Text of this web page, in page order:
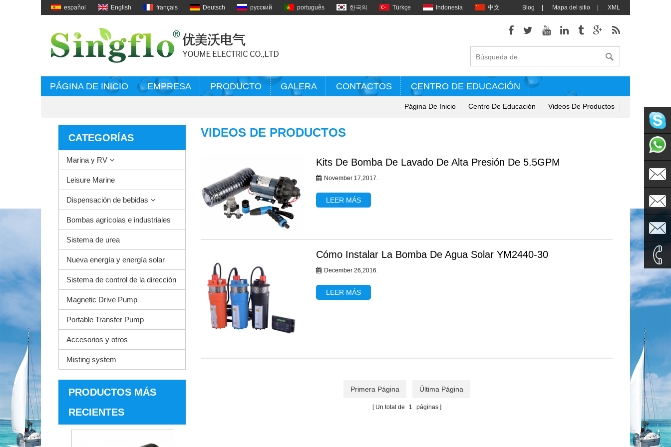
español English français Deutsch русский português 한국의 Türkçe Indonesia 中文 Blog Mapa del sitio XML
PÁGINA DE INICIO EMPRESA PRODUCTO GALERA CONTACTOS CENTRO DE EDUCACIÓN
Página De Inicio Centro De Educación Videos De Productos
CATEGORÍAS
Marina y RV
Leisure Marine
Dispensación de bebidas
Bombas agrícolas e industriales
Sistema de urea
Nueva energía y energía solar
Sistema de control de la dirección
Magnetic Drive Pump
Portable Transfer Pump
Accesorios y otros
Misting system
PRODUCTOS MÁS
RECIENTES
VIDEOS DE PRODUCTOS
Kits De Bomba De Lavado De Alta Presión De 5.5GPM
November 17,2017.
LEER MÁS
Cómo Instalar La Bomba De Agua Solar YM2440-30
December 26,2016.
LEER MÁS
Primera Página Última Página
Un total de 1 páginas
0086-